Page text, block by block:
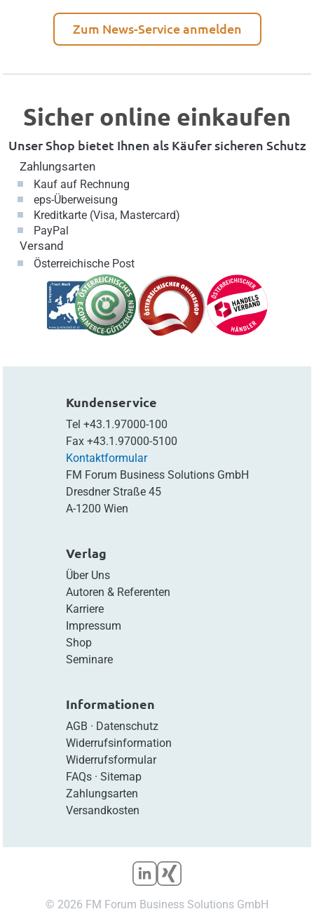
Zum News-Service anmelden
Sicher online einkaufen
Unser Shop bietet Ihnen als Käufer sicheren Schutz
Zahlungsarten
Kauf auf Rechnung
eps-Überweisung
Kreditkarte (Visa, Mastercard)
PayPal
Versand
Österreichische Post
Kundenservice
Tel +43.1.97000-100
Fax +43.1.97000-5100
Kontaktformular
FM Forum Business Solutions GmbH
Dresdner Straße 45
A-1200 Wien
Verlag
Über Uns
Autoren & Referenten
Karriere
Impressum
Shop
Seminare
Informationen
AGB · Datenschutz
Widerrufsinformation
Widerrufsformular
FAQs· Sitemap
Zahlungsarten
Versandkosten
© 2026 FM Forum Business Solutions GmbH